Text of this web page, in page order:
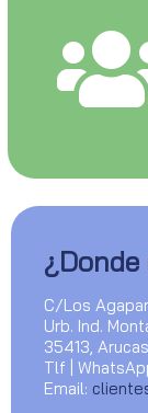
C/Los
Urb. Ind.
35413, Arucas
Tlf |
Email: